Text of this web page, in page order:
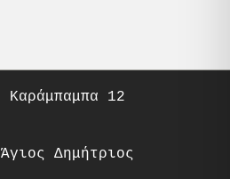
Καράμπαμπα 12
Άγιος Δημήτριος